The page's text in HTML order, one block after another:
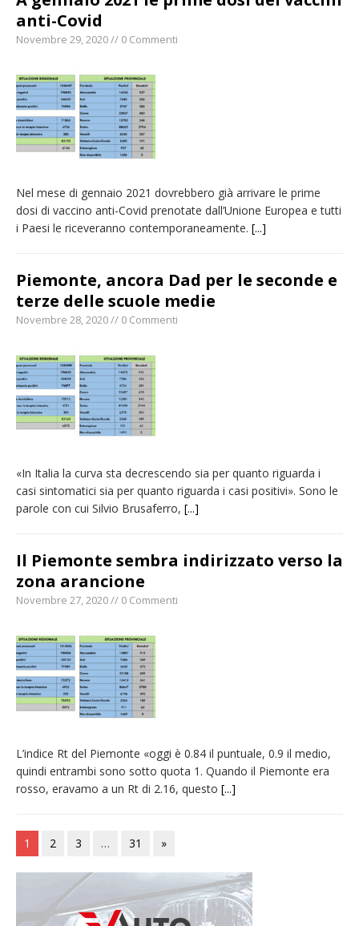
anti-Covid
Novembre 29, 2020 // 0 Commenti
Nel mese di gennaio 2021 dovrebbero già arrivare le prime
dosi di vaccino anti-Covid prenotate dall’Unione Europea e tutti
i Paesi le riceveranno contemporaneamente. [...]
Piemonte, ancora Dad per le seconde e
terze delle scuole medie
Novembre 28, 2020 // 0 Commenti
«In Italia la curva sta decrescendo sia per quanto riguarda i
casi sintomatici sia per quanto riguarda i casi positivi». Sono le
parole con cui Silvio Brusaferro, [...]
Il Piemonte sembra indirizzato verso la
zona arancione
Novembre 27, 2020 // 0 Commenti
L’indice Rt del Piemonte «oggi è 0.84 il puntuale, 0.9 il medio,
quindi entrambi sono sotto quota 1. Quando il Piemonte era
rosso, eravamo a un Rt di 2.16, questo [...]
1 2 3 … 31 »